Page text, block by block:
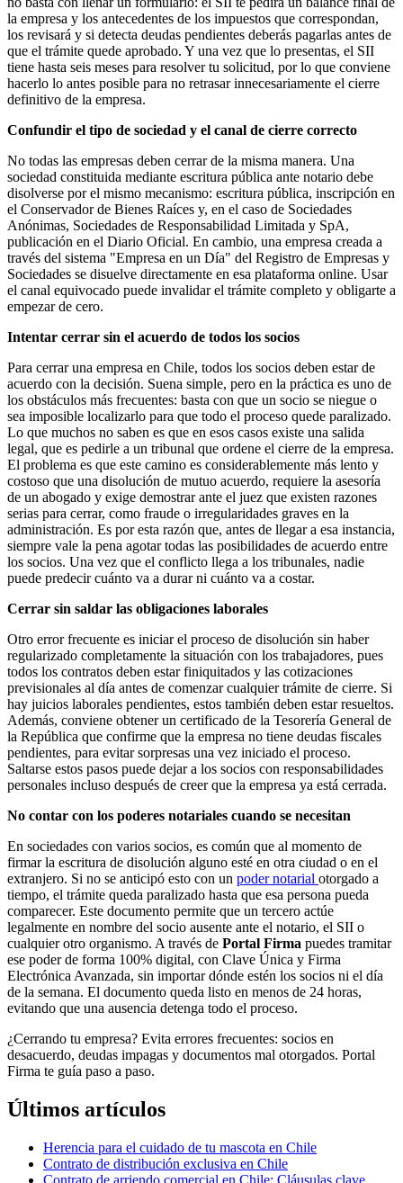
la empresa y los antecedentes de los impuestos que correspondan,
los revisará y si detecta deudas pendientes deberás pagarlas antes de
que el trámite quede aprobado. Y una vez que lo presentas, el SII
tiene hasta seis meses para resolver tu solicitud, por lo que conviene
hacerlo lo antes posible para no retrasar innecesariamente el cierre
definitivo de la empresa.
Confundir el tipo de sociedad y el canal de cierre correcto
No todas las empresas deben cerrar de la misma manera. Una
sociedad constituida mediante escritura pública ante notario debe
disolverse por el mismo mecanismo: escritura pública, inscripción en
el Conservador de Bienes Raíces y, en el caso de Sociedades
Anónimas, Sociedades de Responsabilidad Limitada y SpA,
publicación en el Diario Oficial. En cambio, una empresa creada a
través del sistema "Empresa en un Día" del Registro de Empresas y
Sociedades se disuelve directamente en esa plataforma online. Usar
el canal equivocado puede invalidar el trámite completo y obligarte a
empezar de cero.
Intentar cerrar sin el acuerdo de todos los socios
Para cerrar una empresa en Chile, todos los socios deben estar de
acuerdo con la decisión. Suena simple, pero en la práctica es uno de
los obstáculos más frecuentes: basta con que un socio se niegue o
sea imposible localizarlo para que todo el proceso quede paralizado.
Lo que muchos no saben es que en esos casos existe una salida
legal, que es pedirle a un tribunal que ordene el cierre de la empresa.
El problema es que este camino es considerablemente más lento y
costoso que una disolución de mutuo acuerdo, requiere la asesoría
de un abogado y exige demostrar ante el juez que existen razones
serias para cerrar, como fraude o irregularidades graves en la
administración. Es por esta razón que, antes de llegar a esa instancia,
siempre vale la pena agotar todas las posibilidades de acuerdo entre
los socios. Una vez que el conflicto llega a los tribunales, nadie
puede predecir cuánto va a durar ni cuánto va a costar.
Cerrar sin saldar las obligaciones laborales
Otro error frecuente es iniciar el proceso de disolución sin haber
regularizado completamente la situación con los trabajadores, pues
todos los contratos deben estar finiquitados y las cotizaciones
previsionales al día antes de comenzar cualquier trámite de cierre. Si
hay juicios laborales pendientes, estos también deben estar resueltos.
Además, conviene obtener un certificado de la Tesorería General de
la República que confirme que la empresa no tiene deudas fiscales
pendientes, para evitar sorpresas una vez iniciado el proceso.
Saltarse estos pasos puede dejar a los socios con responsabilidades
personales incluso después de creer que la empresa ya está cerrada.
No contar con los poderes notariales cuando se necesitan
En sociedades con varios socios, es común que al momento de
firmar la escritura de disolución alguno esté en otra ciudad o en el
extranjero. Si no se anticipó esto con un poder notarial otorgado a
tiempo, el trámite queda paralizado hasta que esa persona pueda
comparecer. Este documento permite que un tercero actúe
legalmente en nombre del socio ausente ante el notario, el SII o
cualquier otro organismo. A través de Portal Firma puedes tramitar
ese poder de forma 100% digital, con Clave Única y Firma
Electrónica Avanzada, sin importar dónde estén los socios ni el día
de la semana. El documento queda listo en menos de 24 horas,
evitando que una ausencia detenga todo el proceso.
¿Cerrando tu empresa? Evita errores frecuentes: socios en
desacuerdo, deudas impagas y documentos mal otorgados. Portal
Firma te guía paso a paso.
Últimos artículos
Herencia para el cuidado de tu mascota en Chile
Contrato de distribución exclusiva en Chile